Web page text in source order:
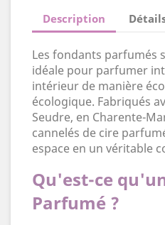
Description
Les fondants parfumés
idéale pour parfumer
intérieur de manière
écologique. Fabriqués
Seudre, en Charente-
cannelés de cire
espace en un véritable
Qu'est-ce
Parfumé ?